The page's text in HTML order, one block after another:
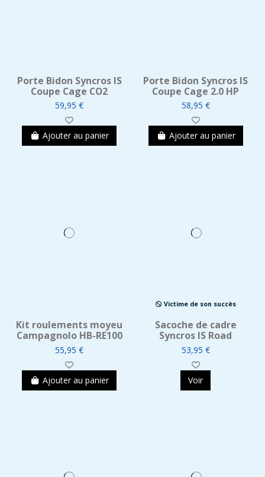
Porte Bidon Syncros IS
Coupe Cage CO2
59,95 €
Ajouter au panier
Porte Bidon Syncros IS
Coupe Cage 2.0 HP
58,95 €
Ajouter au panier
Kit roulements moyeu
Campagnolo HB-RE100
55,95 €
Ajouter au panier
Victime de son succès
Sacoche de cadre
Syncros IS Road
53,95 €
Voir